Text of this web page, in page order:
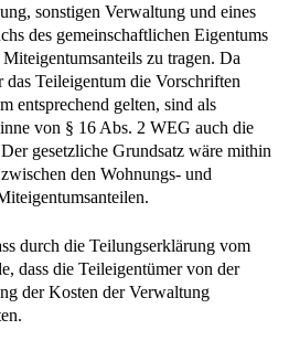
sonstigen Verwaltung und eines
des gemeinschaftlichen Eigentums
zu tragen. Da
Teileigentum die Vorschriften
entsprechend gelten, sind als
von § 16 Abs. 2 WEG auch die
gesetzliche Grundsatz wäre mithin
den Wohnungs- und
durch die Teilungserklärung vom
dass die Teileigentümer von der
der Kosten der Verwaltung